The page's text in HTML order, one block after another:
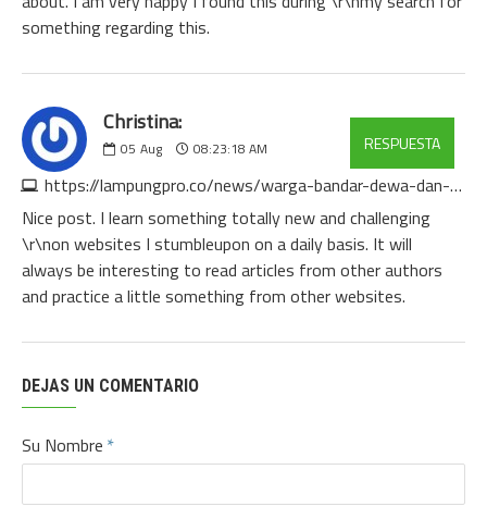
something regarding this.
Christina:
05 Aug 08:23:18 AM
https://lampungpro.co/news/warga-bandar-dewa-dan-pt-him-bentrok-begini-kronologis-versi-kapolres
RESPUESTA
Nice post. I learn something totally new and challenging
\r\non websites I stumbleupon on a daily basis. It will
always be interesting to read articles from other authors
and practice a little something from other websites.
DEJAS UN COMENTARIO
Su Nombre